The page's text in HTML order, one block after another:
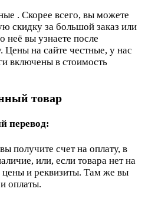
. Скорее всего, вы можете
скидку за большой заказ или
неё вы узнаете после
Цены на сайте честные, у нас
включены в стоимость
товар
перевод:
получите счет на оплату, в
или, если товара нет на
цены и реквизиты. Там же вы
оплаты.